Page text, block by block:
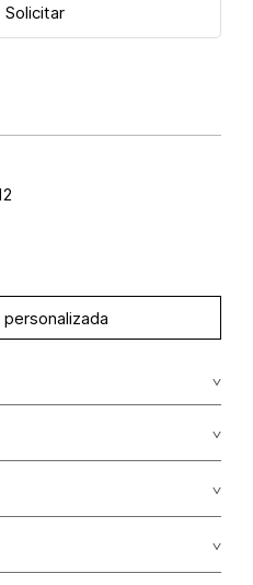
Solicitar
100% 100.00%
tonos oscuros sueltan
Master Card y American